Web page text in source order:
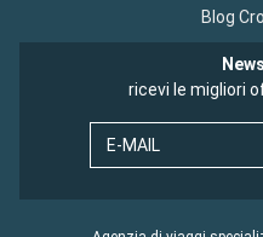
Blog
ricevi le migliori
E-MAIL